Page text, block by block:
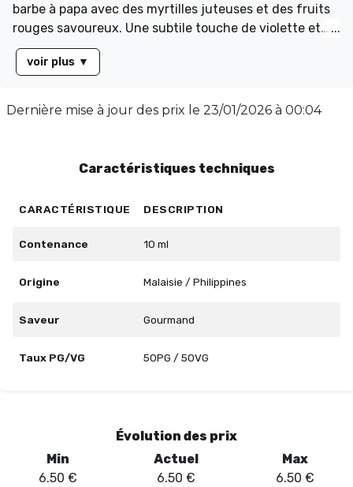
barbe à papa avec des myrtilles juteuses et des fruits
rouges savoureux. Une subtile touche de violette et
une note de fraîcheur viennent parfaire cette
expérience gustative unique, idéale pour les journées
un équilibre parfait avec un taux PG/VG de 50/50,
incontournable pour un moment de plaisir fruité et
voir plus ▼
Dernière mise à jour des prix le 23/01/2026 à 00:04
Caractéristiques techniques
CARACTÉRISTIQUE DESCRIPTION
Contenance 10 ml
Origine Malaisie / Philippines
Saveur Gourmand
Taux PG/VG 50PG / 50VG
Évolution des prix
Min
6.50 €
Actuel
6.50 €
Max
6.50 €